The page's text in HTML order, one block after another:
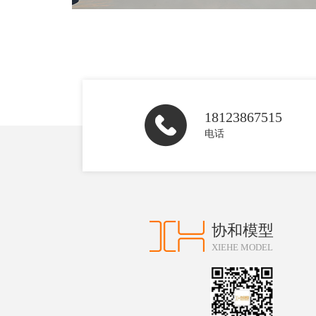
18123867515
电话
协和模型
XIEHE MODEL